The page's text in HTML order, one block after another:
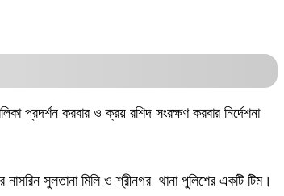
প্রদর্শন করবার ও ক্রয় রশিদ সংরক্ষণ করবার নির্দেশনা
সুলতানা মিলি ও শ্রীনগর থানা পুলিশের একটি টিম।